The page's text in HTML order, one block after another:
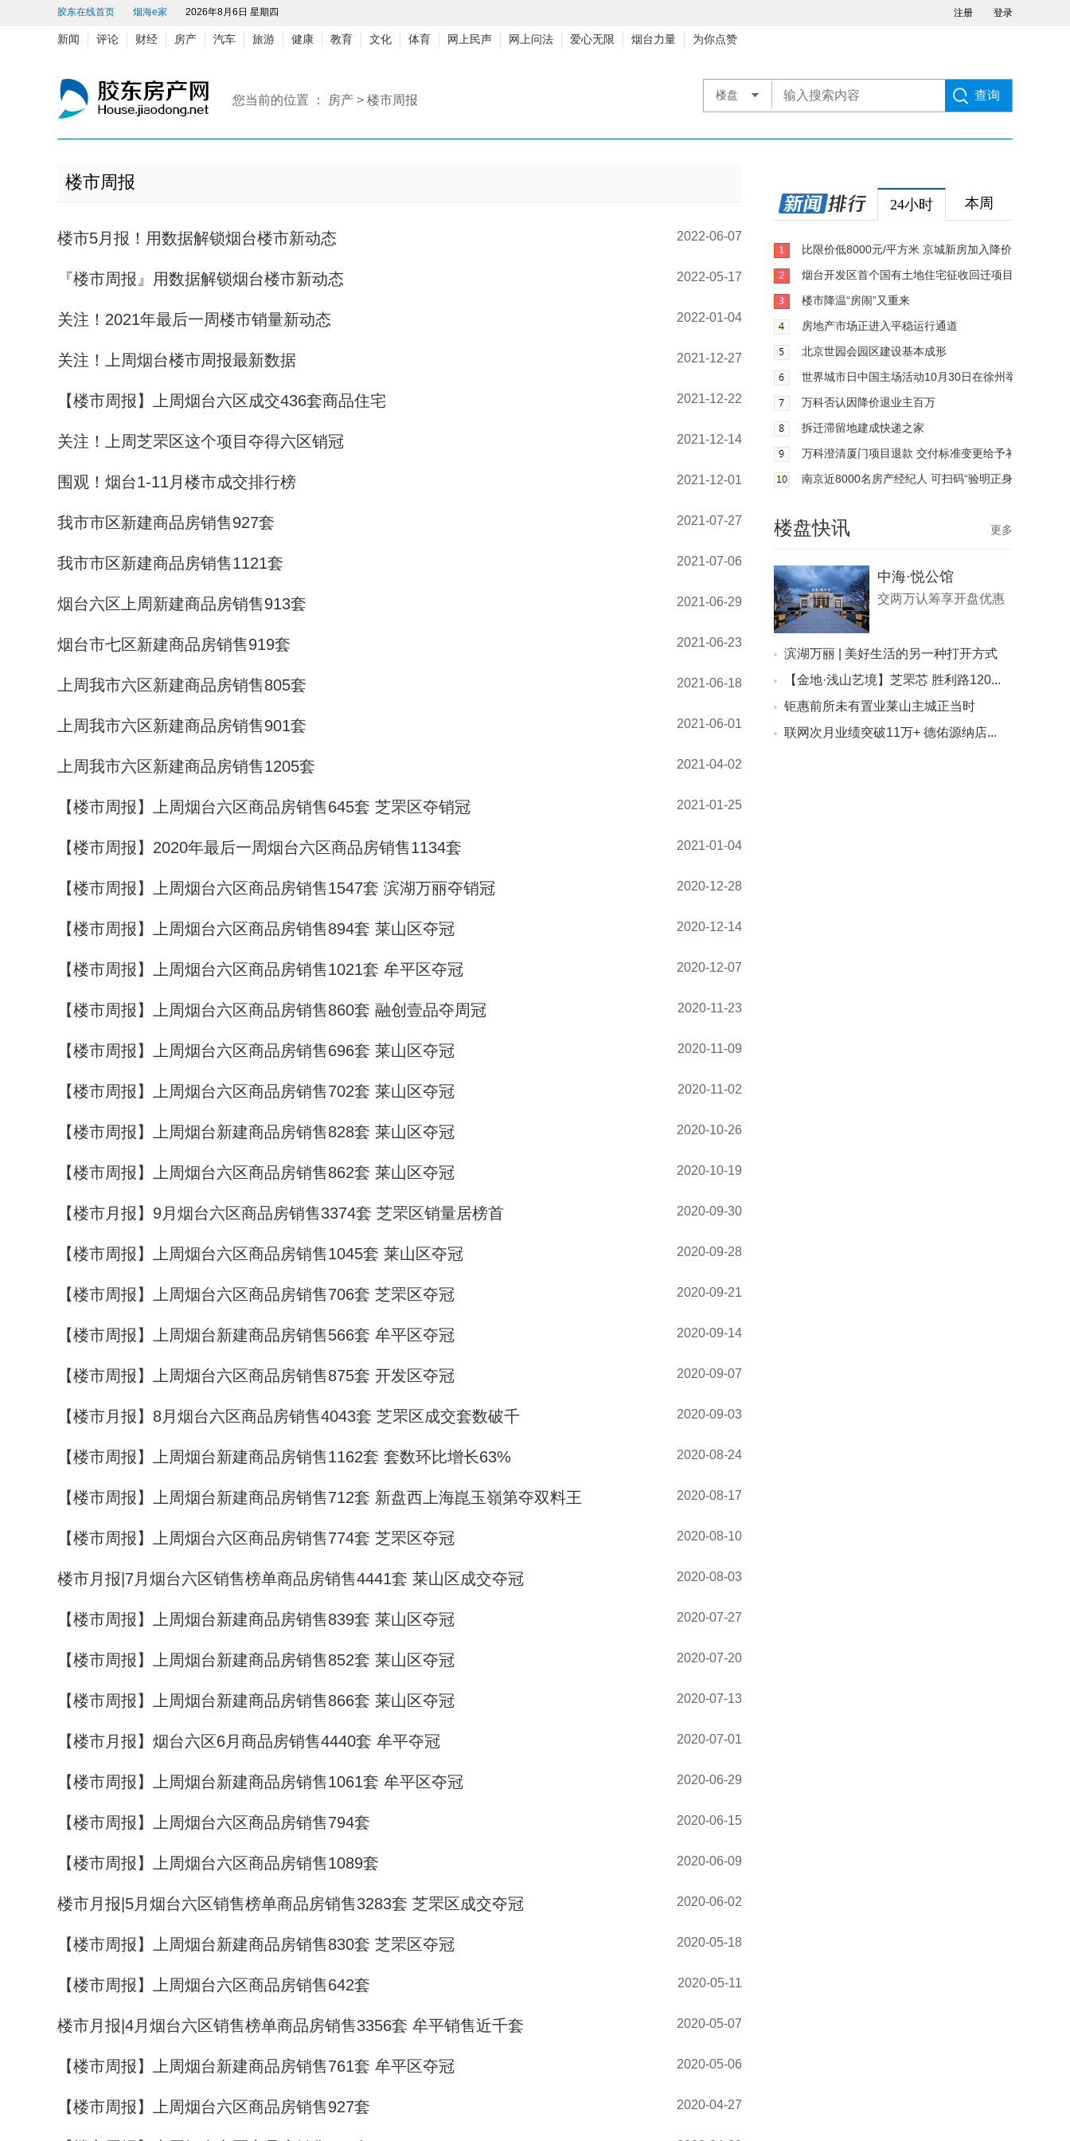
胶东在线首页 烟海e家 2026年8月6日 星期四 注册 登录
新闻 评论 财经 房产 汽车 旅游 健康 教育 文化 体育 网上民声 网上问法 爱心无限 烟台力量 为你点赞
您当前的位置 ： 房产 > 楼市周报 楼盘
楼市周报
楼市5月报！用数据解锁烟台楼市新动态 2022-06-07
『楼市周报』用数据解锁烟台楼市新动态 2022-05-17
关注！2021年最后一周楼市销量新动态 2022-01-04
关注！上周烟台楼市周报最新数据 2021-12-27
【楼市周报】上周烟台六区成交436套商品住宅 2021-12-22
关注！上周芝罘区这个项目夺得六区销冠 2021-12-14
围观！烟台1-11月楼市成交排行榜 2021-12-01
我市市区新建商品房销售927套 2021-07-27
我市市区新建商品房销售1121套 2021-07-06
烟台六区上周新建商品房销售913套 2021-06-29
烟台市七区新建商品房销售919套 2021-06-23
上周我市六区新建商品房销售805套 2021-06-18
上周我市六区新建商品房销售901套 2021-06-01
上周我市六区新建商品房销售1205套 2021-04-02
【楼市周报】上周烟台六区商品房销售645套 芝罘区夺销冠 2021-01-25
【楼市周报】2020年最后一周烟台六区商品房销售1134套 2021-01-04
【楼市周报】上周烟台六区商品房销售1547套 滨湖万丽夺销冠 2020-12-28
【楼市周报】上周烟台六区商品房销售894套 莱山区夺冠 2020-12-14
【楼市周报】上周烟台六区商品房销售1021套 牟平区夺冠 2020-12-07
【楼市周报】上周烟台六区商品房销售860套 融创壹品夺周冠 2020-11-23
【楼市周报】上周烟台六区商品房销售696套 莱山区夺冠 2020-11-09
【楼市周报】上周烟台六区商品房销售702套 莱山区夺冠 2020-11-02
【楼市周报】上周烟台新建商品房销售828套 莱山区夺冠 2020-10-26
【楼市周报】上周烟台六区商品房销售862套 莱山区夺冠 2020-10-19
【楼市月报】9月烟台六区商品房销售3374套 芝罘区销量居榜首 2020-09-30
【楼市周报】上周烟台六区商品房销售1045套 莱山区夺冠 2020-09-28
【楼市周报】上周烟台六区商品房销售706套 芝罘区夺冠 2020-09-21
【楼市周报】上周烟台新建商品房销售566套 牟平区夺冠 2020-09-14
【楼市周报】上周烟台六区商品房销售875套 开发区夺冠 2020-09-07
【楼市月报】8月烟台六区商品房销售4043套 芝罘区成交套数破千 2020-09-03
【楼市周报】上周烟台新建商品房销售1162套 套数环比增长63% 2020-08-24
【楼市周报】上周烟台新建商品房销售712套 新盘西上海崑玉嶺第夺双料王 2020-08-17
【楼市周报】上周烟台六区商品房销售774套 芝罘区夺冠 2020-08-10
楼市月报|7月烟台六区销售榜单商品房销售4441套 莱山区成交夺冠 2020-08-03
【楼市周报】上周烟台新建商品房销售839套 莱山区夺冠 2020-07-27
【楼市周报】上周烟台新建商品房销售852套 莱山区夺冠 2020-07-20
【楼市周报】上周烟台新建商品房销售866套 莱山区夺冠 2020-07-13
【楼市月报】烟台六区6月商品房销售4440套 牟平夺冠 2020-07-01
【楼市周报】上周烟台新建商品房销售1061套 牟平区夺冠 2020-06-29
【楼市周报】上周烟台六区商品房销售794套 2020-06-15
【楼市周报】上周烟台六区商品房销售1089套 2020-06-09
楼市月报|5月烟台六区销售榜单商品房销售3283套 芝罘区成交夺冠 2020-06-02
【楼市周报】上周烟台新建商品房销售830套 芝罘区夺冠 2020-05-18
【楼市周报】上周烟台六区商品房销售642套 2020-05-11
楼市月报|4月烟台六区销售榜单商品房销售3356套 牟平销售近千套 2020-05-07
【楼市周报】上周烟台新建商品房销售761套 牟平区夺冠 2020-05-06
【楼市周报】上周烟台六区商品房销售927套 2020-04-27
24小时 本周
比限价低8000元/平方米 京城新房加入降价
烟台开发区首个国有土地住宅征收回迁项目收官
楼市降温“房闹”又重来
房地产市场正进入平稳运行通道
北京世园会园区建设基本成形
世界城市日中国主场活动10月30日在徐州举办
万科否认因降价退业主百万
拆迁滞留地建成快递之家
万科澄清厦门项目退款 交付标准变更给予补偿
南京近8000名房产经纪人 可扫码“验明正身”
楼盘快讯 更多
中海·悦公馆
交两万认筹享开盘优惠
滨湖万丽 | 美好生活的另一种打开方式
【金地·浅山艺境】芝罘芯 胜利路120...
钜惠前所未有置业莱山主城正当时
联网次月业绩突破11万+ 德佑源纳店...